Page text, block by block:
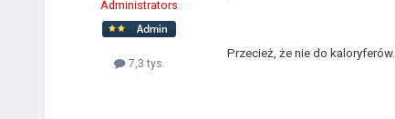
Administrators
7,3 tys.
Przecież, że nie do kaloryferów...